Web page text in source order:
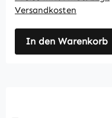
Versandkosten
In den Warenkorb